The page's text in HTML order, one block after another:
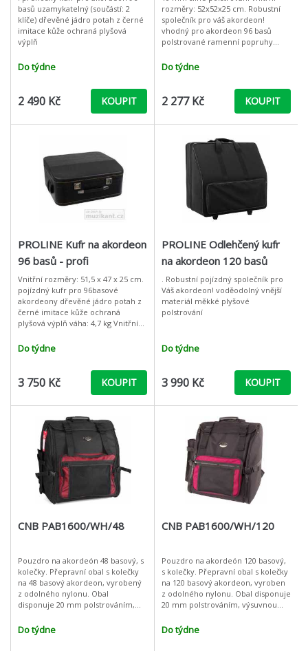
basů uzamykatelný (součástí: 2
klíče) dřevěné jádro potah z černé
imitace kůže ochraná plyšová
výplň
Do týdne
2 490 Kč KOUPIT
rozměry: 52x52x25 cm. Robustní
společník pro váš akordeon!
vhodný pro akordeon 96 basů
polstrované ramenní popruhy
Do týdne
2 277 Kč KOUPIT
PROLINE Kufr na akordeon
96 basů - profi
Vnitřní rozměry: 51,5 x 47 x 25 cm.
pojízdný kufr pro 96basové
akordeony dřevěné jádro potah z
černé imitace kůže ochraná
plyšová výplň váha: 4,7 kg Vnitřní
Do týdne
3 750 Kč KOUPIT
PROLINE Odlehčený kufr
na akordeon 120 basů
. Robustní pojízdný společník pro
Váš akordeon! voděodolný vnější
materiál měkké plyšové
polstrování
Do týdne
3 990 Kč KOUPIT
CNB PAB1600/WH/48
Pouzdro na akordeón 48 basový, s
kolečky. Přepravní obal s kolečky
na 48 basový akordeon, vyrobený
z odolného nylonu. Obal
disponuje 20 mm polstrováním,
ramena, rukojetí pro přenos,
pevným z
Do týdne
CNB PAB1600/WH/120
Pouzdro na akordeón 120 basový,
s kolečky. Přepravní obal s kolečky
na 120 basový akordeon, vyroben
z odolného nylonu. Obal disponuje
20 mm polstrováním, výsuvnou
rukojetí na přenos, pevným z
Do týdne